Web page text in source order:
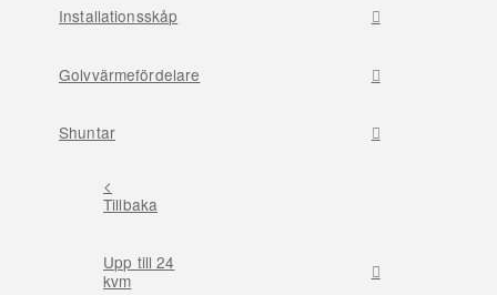
Installationsskåp
Golvvärmefördelare
Shuntar
<
Tillbaka
Upp till 24
kvm